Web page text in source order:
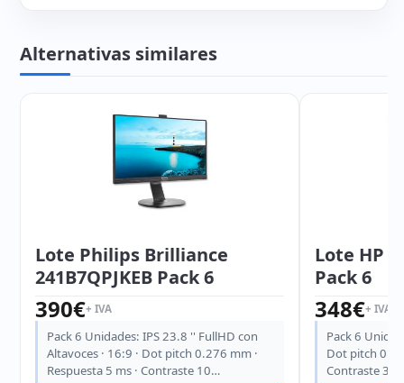
Alternativas similares
Lote Philips Brilliance
241B7QPJKEB Pack 6
390€+ IVA
Pack 6 Unidades: IPS 23.8 '' FullHD con
Altavoces · 16:9 · Dot pitch 0.276 mm ·
Respuesta 5 ms · Contraste 10…
Lote HP
Pack 6
348€+ IVA
Pack 6
Dot pitch
Contraste